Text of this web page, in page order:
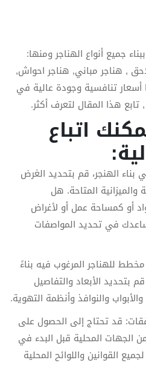
جميع أنواع الهناجر ومنها:
, هناجر مباني, هناجر احواش,
أسعار تنافسية وجودة عالية في
هذا المقال لتعرف أكثر.
اتباع
بناء الهنجر، قم بتحديد الغرض
المتاحة. هل
أو كمساحة عمل أو لأغراض
في تحديد المواصفات
للهناجر المرغوب فيه بناءً
بتحديد الأبعاد والتفاصيل
والنوافذ وأنظمة التهوية.
قد تحتاج إلى الحصول على
الجهات المحلية قبل البدء في
القوانين واللوائح المحلية